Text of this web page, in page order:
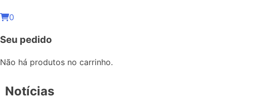
0
Seu pedido
Não há produtos no carrinho.
Notícias